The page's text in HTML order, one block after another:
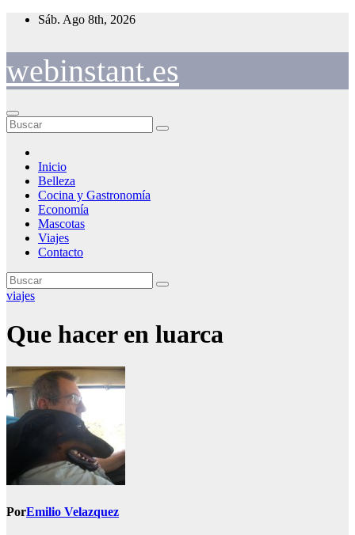
Saltar
Sáb. Ago 8th, 2026
webinstant.es
Inicio
Belleza
Cocina y Gastronomía
Economía
Mascotas
Viajes
Contacto
viajes
Que hacer en luarca
PorEmilio Velazquez